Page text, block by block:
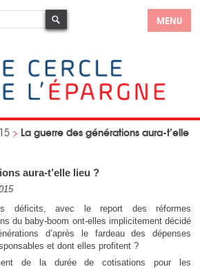
MENU
> La guerre des générations aura-t’elle
aura-t’elle lieu ?
déficits, avec le report des réformes
du baby-boom ont-elles implicitement décidé
d’après le fardeau des dépenses
et dont elles profitent ?
de la durée de cotisations pour les